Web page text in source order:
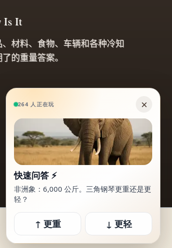
Is It
材料、食物、车辆和各种冷知
的重量答案。